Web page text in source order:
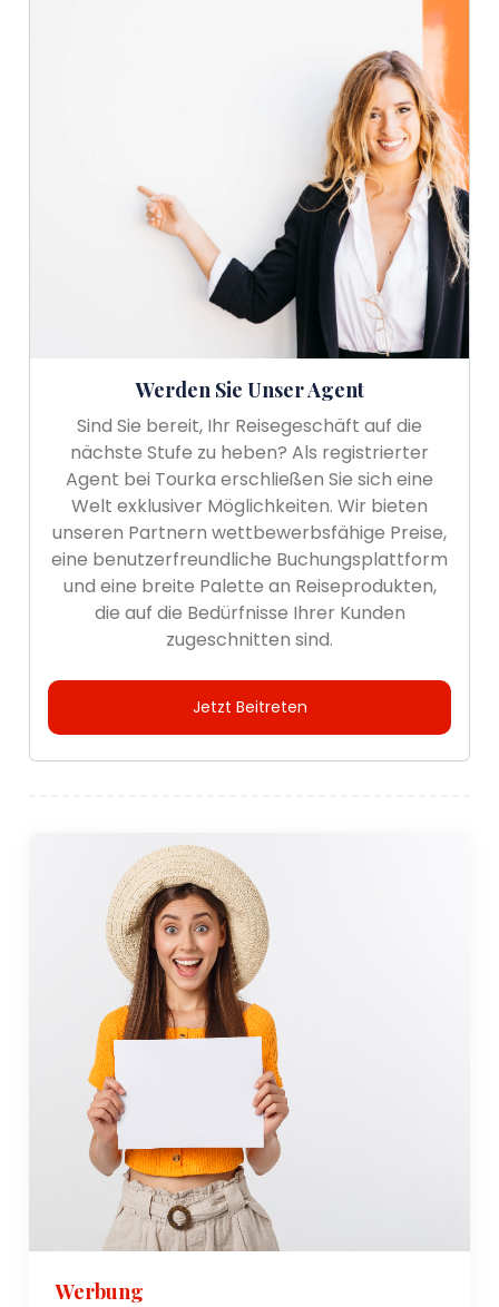
Werden Sie Unser Agent
Sind Sie bereit, Ihr Reisegeschäft auf die
nächste Stufe zu heben? Als registrierter
Agent bei Tourka erschließen Sie sich eine
Welt exklusiver Möglichkeiten. Wir bieten
unseren Partnern wettbewerbsfähige Preise,
eine benutzerfreundliche Buchungsplattform
und eine breite Palette an Reiseprodukten,
die auf die Bedürfnisse Ihrer Kunden
zugeschnitten sind.
Jetzt Beitreten
Werbung